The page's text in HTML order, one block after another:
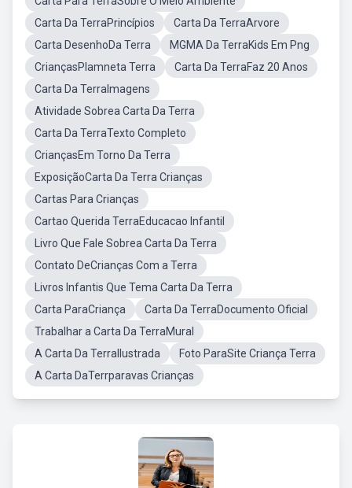
Carta Da TerraPrincípios
Carta Da TerraArvore
Carta DesenhoDa Terra
MGMA Da TerraKids Em Png
CriançasPlamneta Terra
Carta Da TerraFaz 20 Anos
Carta Da TerraImagens
Atividade Sobrea Carta Da Terra
Carta Da TerraTexto Completo
CriançasEm Torno Da Terra
ExposiçãoCarta Da Terra Crianças
Cartas Para Crianças
Cartao Querida TerraEducacao Infantil
Livro Que Fale Sobrea Carta Da Terra
Contato DeCrianças Com a Terra
Livros Infantis Que Tema Carta Da Terra
Carta ParaCriança
Carta Da TerraDocumento Oficial
Trabalhar a Carta Da TerraMural
A Carta Da TerraIlustrada
Foto ParaSite Criança Terra
A Carta DaTerrparavas Crianças